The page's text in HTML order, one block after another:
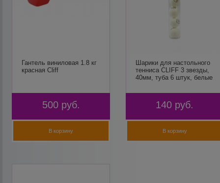
Гантель виниловая 1.8 кг
красная Cliff
500 руб.
В корзину
Шарики для настольного
тенниса CLIFF 3 звезды,
40мм, туба 6 штук, белые
140 руб.
В корзину